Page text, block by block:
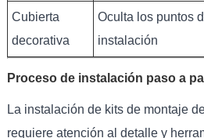
Cubierta
decorativa
Oculta los puntos
instalación
Proceso de instalación paso a
La instalación de kits de montaje
requiere atención al detalle y